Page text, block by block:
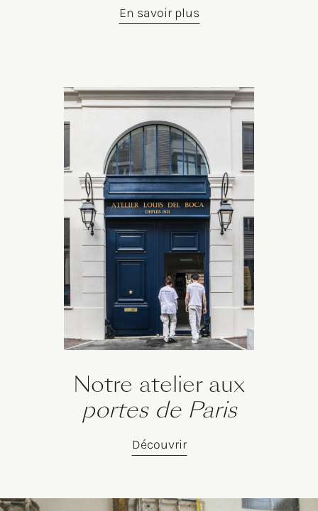
En savoir plus
Notre atelier aux
portes de Paris
Découvrir